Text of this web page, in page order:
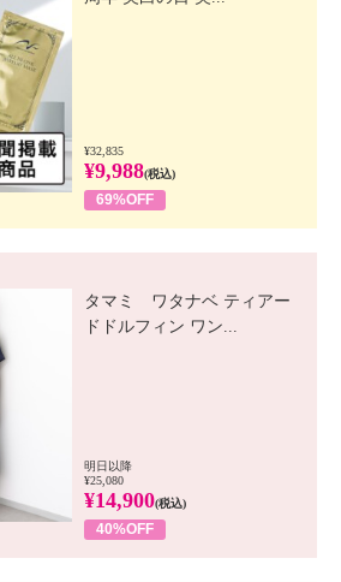
¥32,835
¥9,988(税込)
69%OFF
タマミ ワタナベ ティアー
ドドルフィン ワン...
明日以降
¥25,080
¥14,900(税込)
40%OFF